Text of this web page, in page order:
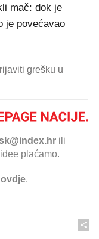
mač: dok je
je povećavao
grešku u
ili
plaćamo.
ovdje.